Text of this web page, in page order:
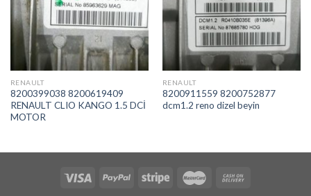
RENAULT
8200399038 8200619409
RENAULT CLIO KANGO 1.5 DCİ
MOTOR
RENAULT
8200911559 8200752877
dcm1.2 reno dizel beyin